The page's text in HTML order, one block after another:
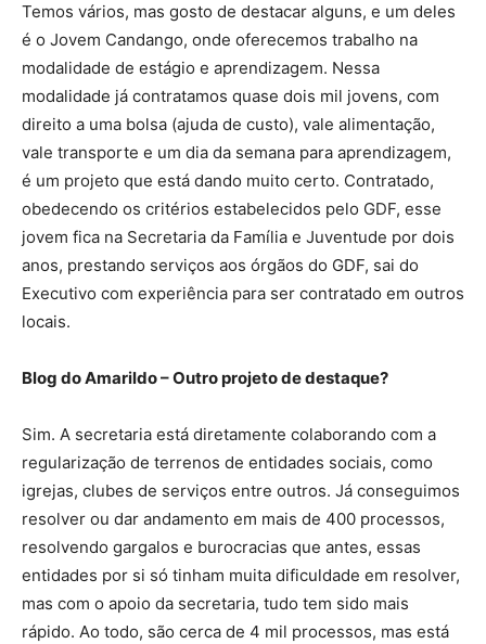
Temos vários, mas gosto de destacar alguns, e um deles
é o Jovem Candango, onde oferecemos trabalho na
modalidade de estágio e aprendizagem. Nessa
modalidade já contratamos quase dois mil jovens, com
direito a uma bolsa (ajuda de custo), vale alimentação,
vale transporte e um dia da semana para aprendizagem,
é um projeto que está dando muito certo. Contratado,
obedecendo os critérios estabelecidos pelo GDF, esse
jovem fica na Secretaria da Família e Juventude por dois
anos, prestando serviços aos órgãos do GDF, sai do
Executivo com experiência para ser contratado em outros
locais.
Blog do Amarildo – Outro projeto de destaque?
Sim. A secretaria está diretamente colaborando com a
regularização de terrenos de entidades sociais, como
igrejas, clubes de serviços entre outros. Já conseguimos
resolver ou dar andamento em mais de 400 processos,
resolvendo gargalos e burocracias que antes, essas
entidades por si só tinham muita dificuldade em resolver,
mas com o apoio da secretaria, tudo tem sido mais
rápido. Ao todo, são cerca de 4 mil processos, mas está